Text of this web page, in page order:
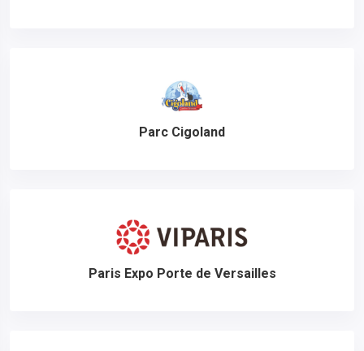
Parc Cigoland
Paris Expo Porte de Versailles